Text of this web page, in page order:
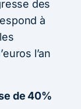
des
à
l’an
de 40%